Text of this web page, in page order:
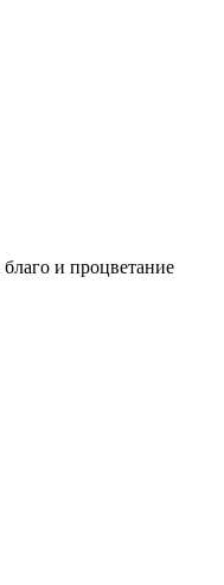
и процветание